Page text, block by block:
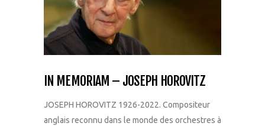
IN MEMORIAM – JOSEPH HOROVITZ
JOSEPH HOROVITZ 1926-2022. Compositeur
anglais reconnu dans le monde des orchestres à